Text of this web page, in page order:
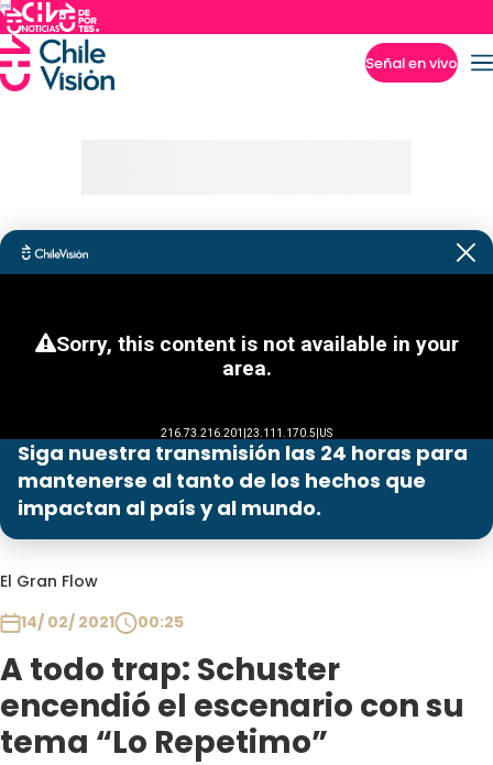
Señal en vivo
Siga nuestra transmisión las 24 horas para
mantenerse al tanto de los hechos que
impactan al país y al mundo.
El Gran Flow
14/ 02/ 2021
00:25
A todo trap: Schuster
encendió el escenario con su
tema “Lo Repetimo”
Programas
Contigo en Directo
Plan Perfecto
Sabingo
Todos Los Programas